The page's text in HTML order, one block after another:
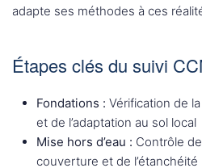
adapte ses méthodes à ces
Étapes clés du suivi
Fondations : Vérification de
et de l’adaptation au sol local
Mise hors d’eau : Contrôle
couverture et de l’étanchéité